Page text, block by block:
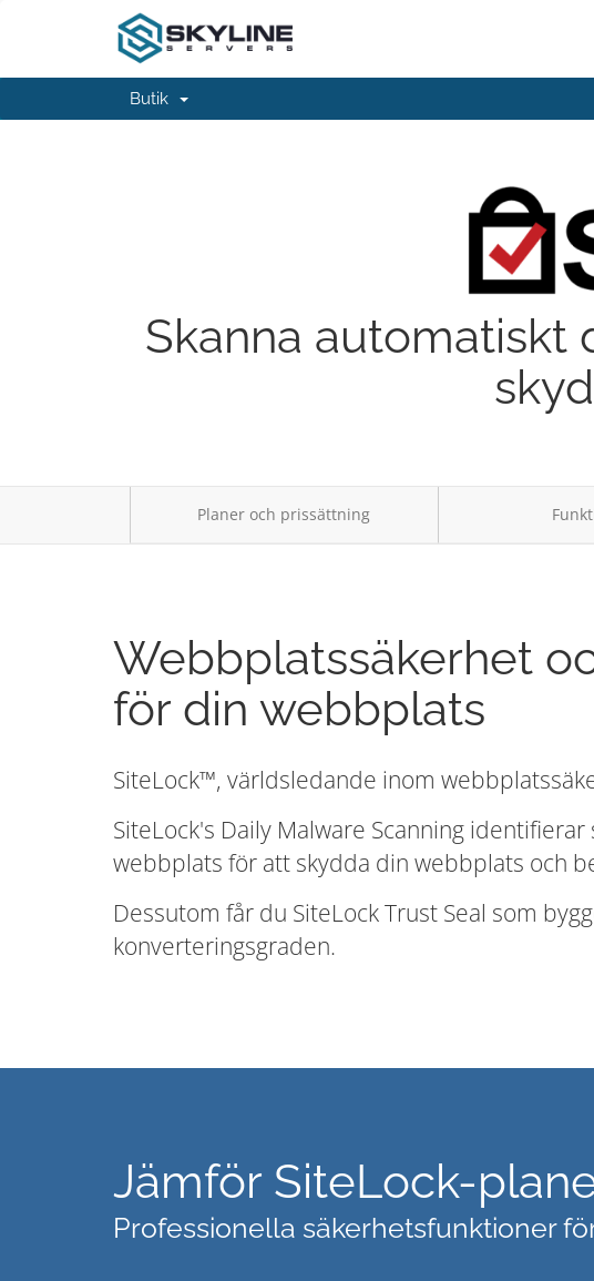
Butik
Skanna automatiskt
Planer och prissättning
Webbplatssäkerhet
för din webbplats
SiteLock™, världsledande inom
SiteLock's Daily Malware Scanning
webbplats för att skydda din webbplats och
Dessutom får du SiteLock Trust Seal som
konverteringsgraden.
Jämför SiteLock-
Professionella säkerhetsfunktioner